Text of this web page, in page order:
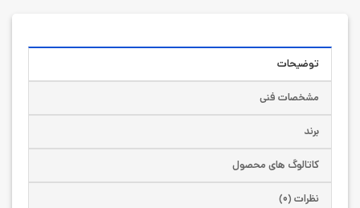
توضیحات
مشخصات فنی
برند
کاتالوگ های محصول
نظرات (۰)